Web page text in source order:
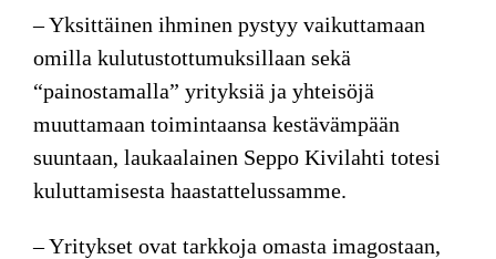
– Yksittäinen ihminen pystyy vaikuttamaan
omilla kulutustottumuksillaan sekä
“painostamalla” yrityksiä ja yhteisöjä
muuttamaan toimintaansa kestävämpään
suuntaan, laukaalainen Seppo Kivilahti totesi
kuluttamisesta haastattelussamme.
– Yritykset ovat tarkkoja omasta imagostaan,